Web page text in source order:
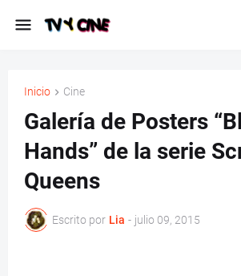
Inicio Cine
Galería de Posters
Hands” de la serie
Queens
Escrito por Lia - julio 09, 2015